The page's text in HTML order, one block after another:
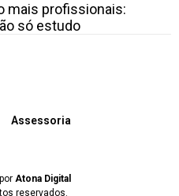
mais profissionais:
só estudo
Assessoria
Atona Digital
reservados.